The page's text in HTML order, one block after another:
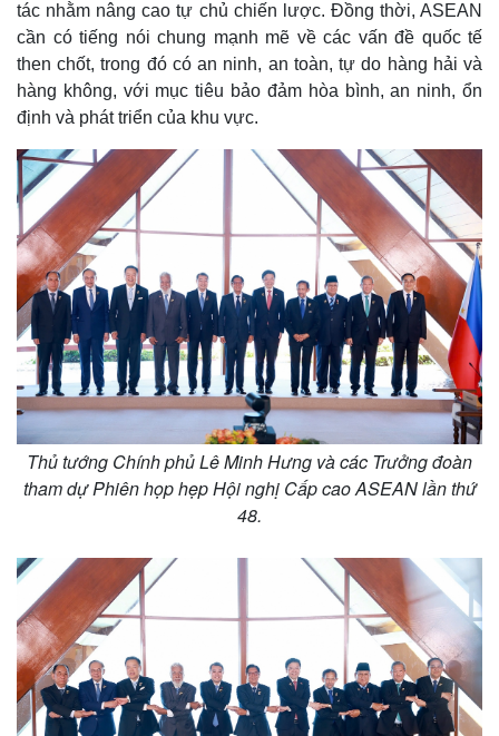
Thế giới
Quan sát
Cuộc sống đó đây
Multimedia
Video
Ảnh
tác nhằm nâng cao tự chủ chiến lược. Đồng thời, ASEAN
cần có tiếng nói chung mạnh mẽ về các vấn đề quốc tế
then chốt, trong đó có an ninh, an toàn, tự do hàng hải và
hàng không, với mục tiêu bảo đảm hòa bình, an ninh, ổn
định và phát triển của khu vực.
Thủ tướng Chính phủ Lê Minh Hưng và các Trưởng đoàn
tham dự Phiên họp hẹp Hội nghị Cấp cao ASEAN lần thứ
48.